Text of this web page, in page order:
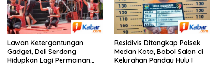
Lawan Ketergantungan
Gadget, Deli Serdang
Hidupkan Lagi Permainan
Residivis Ditangkap Polsek
Medan Kota, Bobol Salon di
Kelurahan Pandau Hulu I